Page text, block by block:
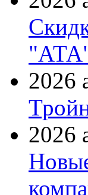
2026
2026